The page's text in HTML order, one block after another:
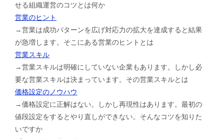
せる組織運営のコツとは何か
営業のヒント
→営業は成功パターンを広げ対応力の拡大を達成すると結果
が急増します。そこにある営業のヒントとは
営業スキル
→営業スキルは明確にしていない企業もあります。しかし必
要な営業スキルは決まっています。その営業スキルとは
価格設定のノウハウ
→価格設定に正解はない。しかし再現性はあります。最初の
値段設定をするとやり直しができない。そんなコツを知りた
いですか